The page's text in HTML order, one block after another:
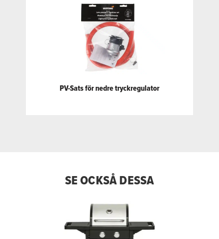
PV-Sats för nedre tryckregulator
SE OCKSÅ DESSA